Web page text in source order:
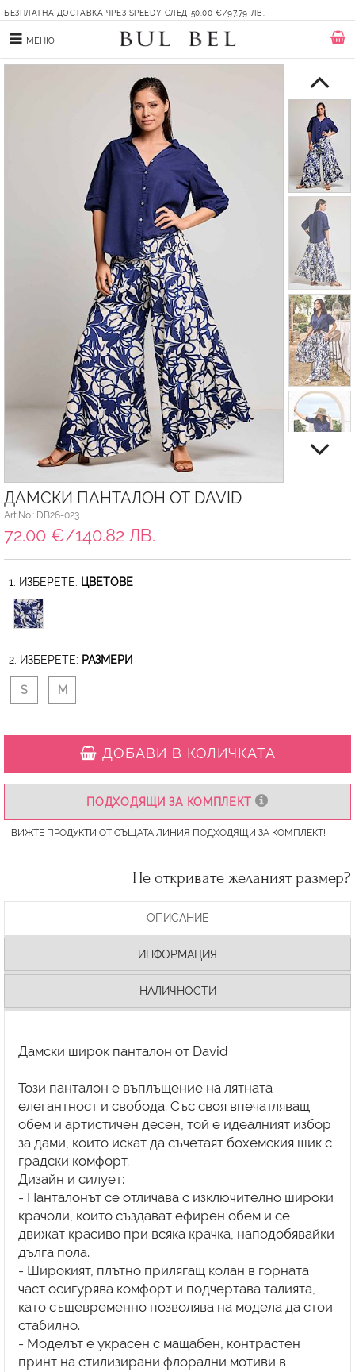
БЕЗПЛАТНА ДОСТАВКА ЧРЕЗ SPEEDY СЛЕД 50.00 €/97.79 ЛВ.
МЕНЮ
ДАМСКИ ПАНТАЛОН ОТ DAVID
Art.No.: DB26-023
72.00 €/140.82 ЛВ.
1. ИЗБЕРЕТЕ: ЦВЕТОВЕ
2. ИЗБЕРЕТЕ: РАЗМЕРИ
S M
ДОБАВИ В КОЛИЧКАТА
ПОДХОДЯЩИ ЗА КОМПЛЕКТ
ВИЖТЕ ПРОДУКТИ ОТ СЪЩАТА ЛИНИЯ ПОДХОДЯЩИ ЗА КОМПЛЕКТ!
Не откривате желаният размер?
ОПИСАНИЕ
ИНФОРМАЦИЯ
НАЛИЧНОСТИ
Дамски широк панталон от David
Този панталон е въплъщение на лятната
елегантност и свобода. Със своя впечатляващ
обем и артистичен десен, той е идеалният избор
за дами, които искат да съчетаят бохемския шик с
градски комфорт.
Дизайн и силует:
- Панталонът се отличава с изключително широки
крачоли, които създават ефирен обем и се
движат красиво при всяка крачка, наподобявайки
дълга пола.
- Широкият, плътно прилягащ колан в горната
част осигурява комфорт и подчертава талията,
като същевременно позволява на модела да стои
стабилно.
- Моделът е украсен с мащабен, контрастен
принт на стилизирани флорални мотиви в